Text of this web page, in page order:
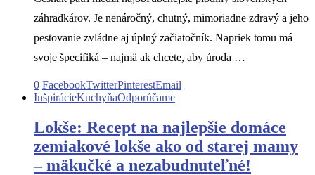
záhradkárov. Je nenáročný, chutný, mimoriadne zdravý a jeho
pestovanie zvládne aj úplný začiatočník. Napriek tomu má
svoje špecifiká – najmä ak chcete, aby úroda …
0 FacebookTwitterPinterestEmail
InšpirácieKuchyňaOdporúčame
Lokše: Recept na najlepšie domáce
zemiakové lokše ako od starej mamy
– mäkučké a nezabudnuteľné!